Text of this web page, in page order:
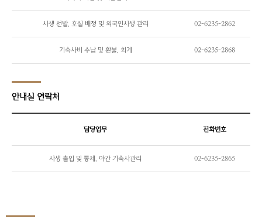
사생 선발, 호실 배정 및 외국인사생 관리 02-6235-2862
기숙사비 수납 및 환불, 회계 02-6235-2868
안내실 연락처
담당업무 전화번호
사생 출입 및 통제, 야간 기숙사관리 02-6235-2865